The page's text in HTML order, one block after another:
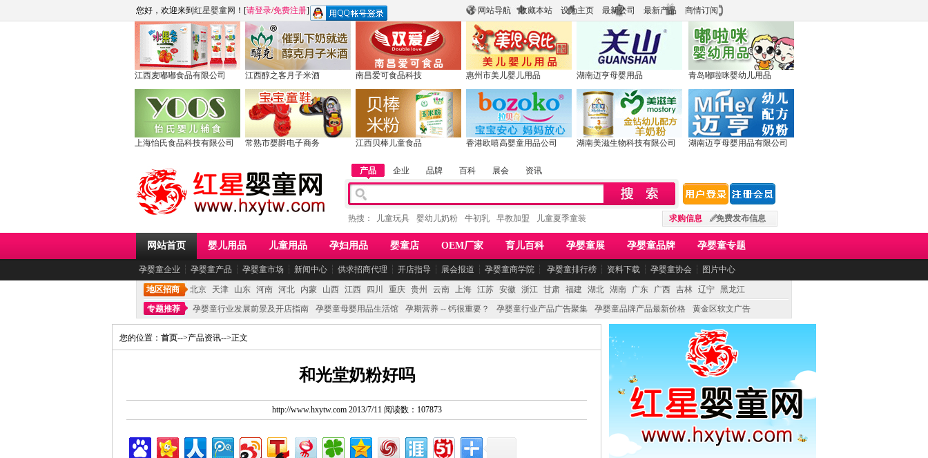
网站导航 收藏本站 设为主页 最新公司 最新产品 商情订阅
您好，欢迎来到 红星婴童网 ！[请登录/免费注册]
江西麦嘟嘟食品有限公司 江西醇之客月子米酒 南昌爱可食品科技 惠州市美儿婴儿用品 湖南迈亨母婴用品 青岛嘟啦咪婴幼儿用品
上海怡氏食品科技有限公司 常熟市婴爵电子商务 江西贝棒儿童食品 香港欧嘻高婴童用品公司 湖南美滋生物科技有限公司 湖南迈亨母婴用品有限公司
产品 企业 品牌 百科 展会 资讯
求购信息 免费发布信息
热搜： 儿童玩具 婴幼儿奶粉 牛初乳 早教加盟 儿童夏季童装
网站首页 婴儿用品 儿童用品 孕妇用品 婴童店 OEM厂家 育儿百科 孕婴童展 孕婴童品牌 孕婴童专题
孕婴童企业 ┆ 孕婴童产品 ┆ 孕婴童市场 ┆ 新闻中心 ┆ 供求招商代理 ┆ 开店指导 ┆ 展会报道 ┆ 孕婴童商学院 ┆ 孕婴童排行榜 ┆ 资料下载 ┆ 孕婴童协会 ┆ 图片中心
地区招商 北京 天津 山东 河南 河北 内蒙 山西 江西 四川 重庆 贵州 云南 上海 江苏 安徽 浙江 甘肃 福建 湖北 湖南 广东 广西 吉林 辽宁 黑龙江
专题推荐
孕婴童行业发展前景及开店指南 孕婴童母婴用品生活馆 孕期营养 -- 钙很重要？ 孕婴童行业产品广告聚集 孕婴童品牌产品最新价格 黄金区软文广告
您的位置： 首页-->产品资讯-->正文
和光堂奶粉好吗
http://www.hxytw.com 2013/7/11 阅读数：107873